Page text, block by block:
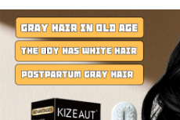
hair mud
Perm cream